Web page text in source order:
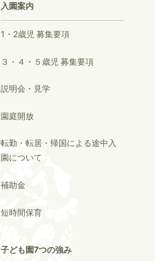
入園案内
1・2歳児 募集要項
３・４・５歳児 募集要項
説明会・見学
園庭開放
転勤・転居・帰国による途中入
園について
補助金
短時間保育
子ども園7つの強み